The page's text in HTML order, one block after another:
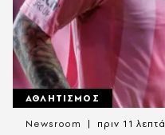
ΑΘΛΗΤΙΣΜΟΣ
Newsroom πριν 11 λεπτά